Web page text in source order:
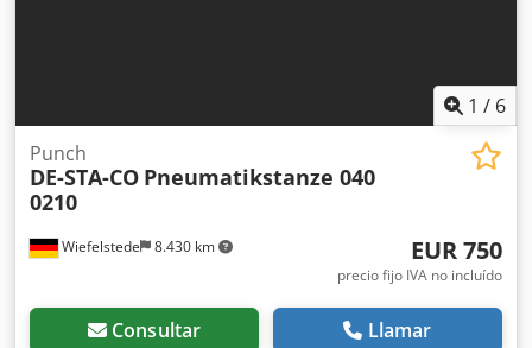
1 / 6
Wiefelstede 8.430 km
Punch
DE-STA-CO Pneumatikstanze 040
0210
EUR 750
precio fijo IVA no incluído
Consultar Llamar